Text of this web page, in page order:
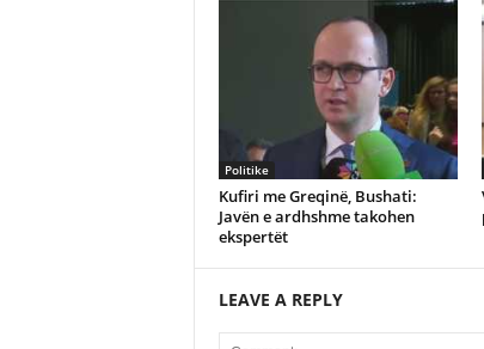
Politike
Kufiri me Greqinë, Bushati:
Javën e ardhshme takohen
ekspertët
LEAVE A REPLY